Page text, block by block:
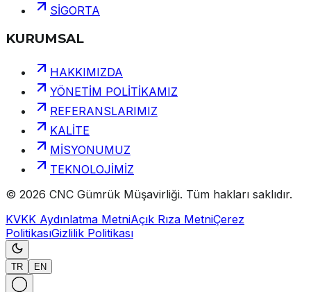
SİGORTA
KURUMSAL
HAKKIMIZDA
YÖNETİM POLİTİKAMIZ
REFERANSLARIMIZ
KALİTE
MİSYONUMUZ
TEKNOLOJİMİZ
© 2026 CNC Gümrük Müşavirliği. Tüm hakları saklıdır.
KVKK Aydınlatma MetniAçık Rıza MetniÇerez
PolitikasıGizlilik Politikası
TR EN